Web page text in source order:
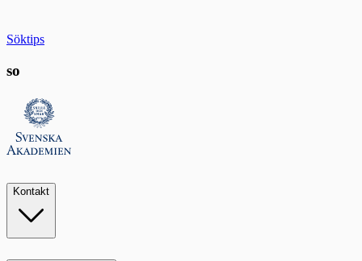
Söktips
so
Kontakt